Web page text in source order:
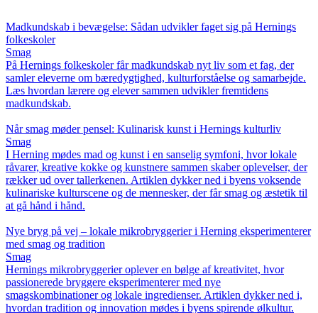
Madkundskab i bevægelse: Sådan udvikler faget sig på Hernings
folkeskoler
Smag
På Hernings folkeskoler får madkundskab nyt liv som et fag, der
samler eleverne om bæredygtighed, kulturforståelse og samarbejde.
Læs hvordan lærere og elever sammen udvikler fremtidens
madkundskab.
Når smag møder pensel: Kulinarisk kunst i Hernings kulturliv
Smag
I Herning mødes mad og kunst i en sanselig symfoni, hvor lokale
råvarer, kreative kokke og kunstnere sammen skaber oplevelser, der
rækker ud over tallerkenen. Artiklen dykker ned i byens voksende
kulinariske kulturscene og de mennesker, der får smag og æstetik til
at gå hånd i hånd.
Nye bryg på vej – lokale mikrobryggerier i Herning eksperimenterer
med smag og tradition
Smag
Hernings mikrobryggerier oplever en bølge af kreativitet, hvor
passionerede bryggere eksperimenterer med nye
smagskombinationer og lokale ingredienser. Artiklen dykker ned i,
hvordan tradition og innovation mødes i byens spirende ølkultur.